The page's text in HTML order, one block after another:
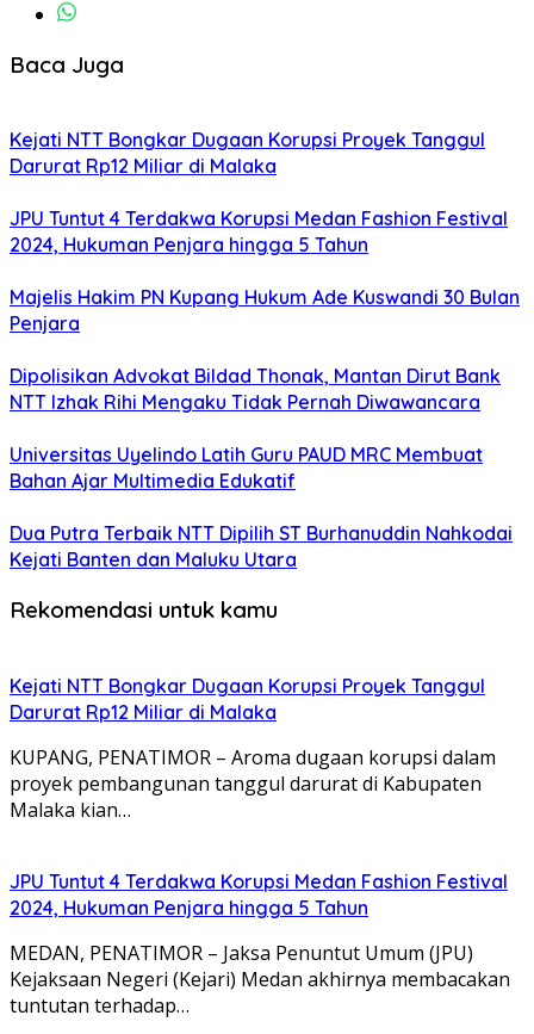
Baca Juga
Kejati NTT Bongkar Dugaan Korupsi Proyek Tanggul
Darurat Rp12 Miliar di Malaka
JPU Tuntut 4 Terdakwa Korupsi Medan Fashion Festival
2024, Hukuman Penjara hingga 5 Tahun
Majelis Hakim PN Kupang Hukum Ade Kuswandi 30 Bulan
Penjara
Dipolisikan Advokat Bildad Thonak, Mantan Dirut Bank
NTT Izhak Rihi Mengaku Tidak Pernah Diwawancara
Universitas Uyelindo Latih Guru PAUD MRC Membuat
Bahan Ajar Multimedia Edukatif
Dua Putra Terbaik NTT Dipilih ST Burhanuddin Nahkodai
Kejati Banten dan Maluku Utara
Rekomendasi untuk kamu
Kejati NTT Bongkar Dugaan Korupsi Proyek Tanggul
Darurat Rp12 Miliar di Malaka
KUPANG, PENATIMOR – Aroma dugaan korupsi dalam
proyek pembangunan tanggul darurat di Kabupaten
Malaka kian…
JPU Tuntut 4 Terdakwa Korupsi Medan Fashion Festival
2024, Hukuman Penjara hingga 5 Tahun
MEDAN, PENATIMOR – Jaksa Penuntut Umum (JPU)
Kejaksaan Negeri (Kejari) Medan akhirnya membacakan
tuntutan terhadap…